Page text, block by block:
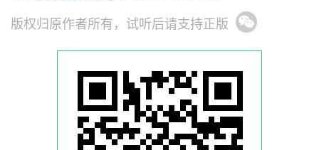
版权归原作者所有，试听后请支持正版